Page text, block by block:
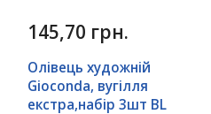
145,70 грн.
Олівець художній
Gioconda, вугілля
екстра,набір 3шт BL